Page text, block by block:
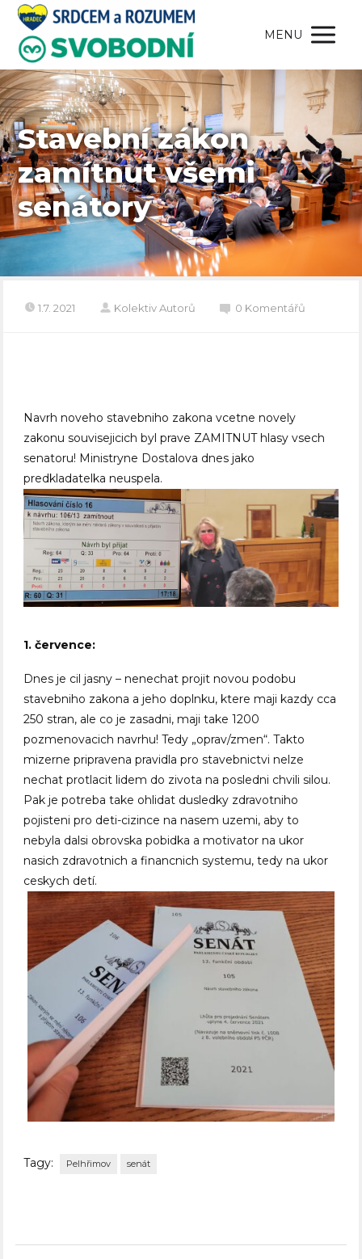
MENU
Stavební zákon
zamítnut všemi
senátory
1.7. 2021 Kolektiv Autorů 0 Komentářů
Navrh noveho stavebniho zakona vcetne novely
zakonu souvisejicich byl prave ZAMITNUT hlasy vsech
senatoru! Ministryne Dostalova dnes jako
predkladatelka neuspela.
1. července:
Dnes je cil jasny – nenechat projit novou podobu
stavebniho zakona a jeho doplnku, ktere maji kazdy cca
250 stran, ale co je zasadni, maji take 1200
pozmenovacich navrhu! Tedy „oprav/zmen“. Takto
mizerne pripravena pravidla pro stavebnictvi nelze
nechat protlacit lidem do zivota na posledni chvili silou.
Pak je potreba take ohlidat dusledky zdravotniho
pojisteni pro deti-cizince na nasem uzemi, aby to
nebyla dalsi obrovska pobidka a motivator na ukor
nasich zdravotnich a financnich systemu, tedy na ukor
ceskych detí.
Tagy: Pelhřimov senát